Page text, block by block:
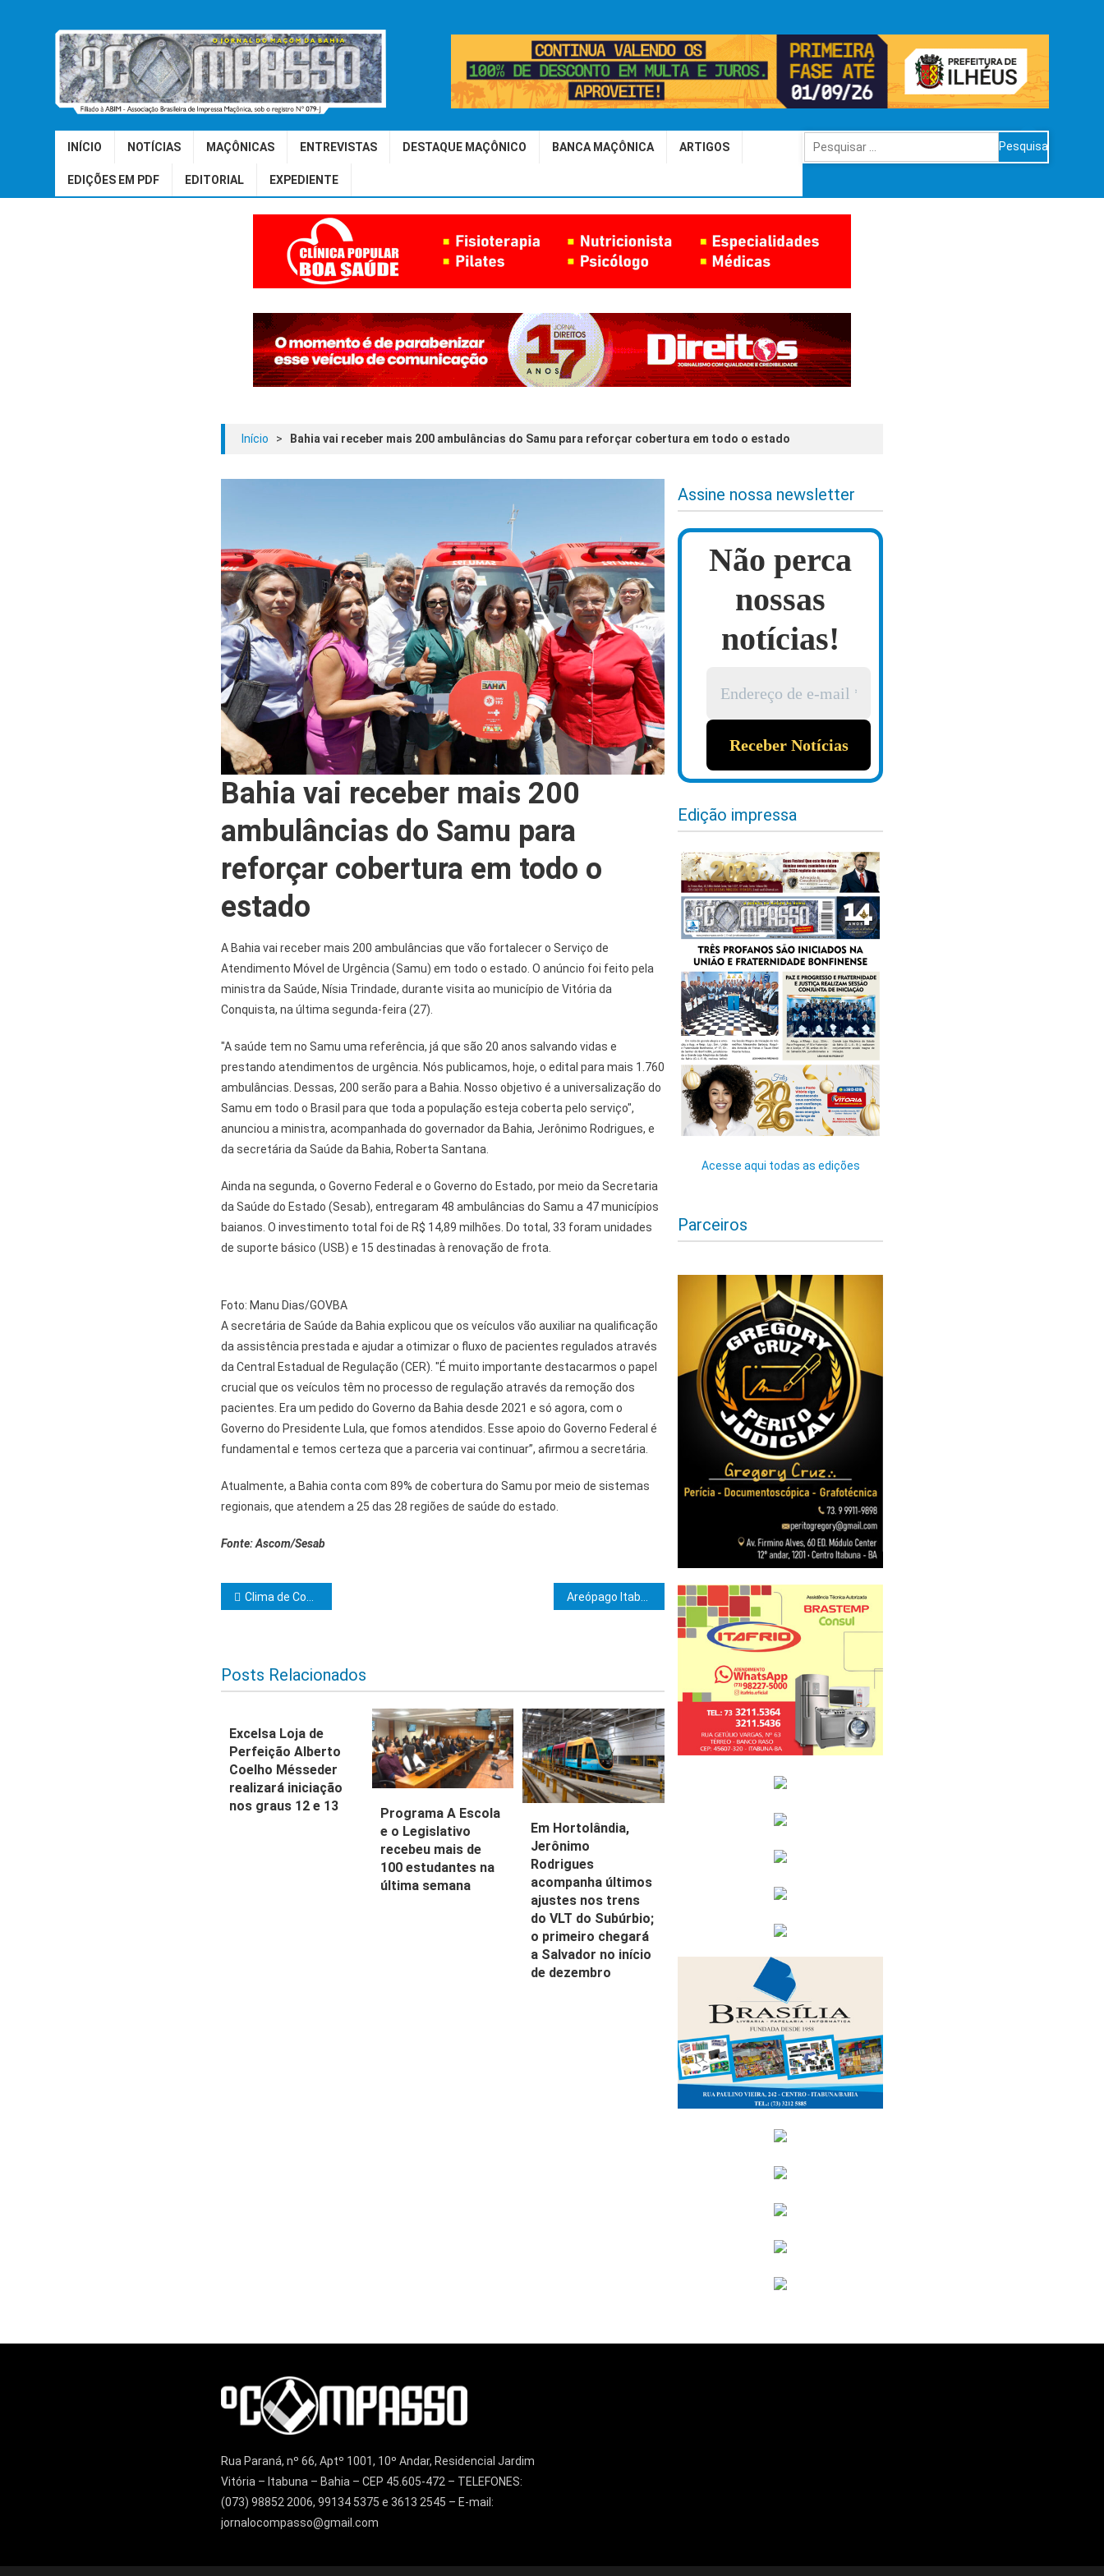
INÍCIO NOTÍCIAS MAÇÔNICAS ENTREVISTAS DESTAQUE MAÇÔNICO BANCA MAÇÔNICA ARTIGOS
EDIÇÕES EM PDF EDITORIAL EXPEDIENTE
Pesquisar
por:
Início > Bahia vai receber mais 200 ambulâncias do Samu para reforçar cobertura em todo o estado
Bahia vai receber mais 200
ambulâncias do Samu para
reforçar cobertura em todo o
estado
A Bahia vai receber mais 200 ambulâncias que vão fortalecer o Serviço de
Atendimento Móvel de Urgência (Samu) em todo o estado. O anúncio foi feito pela
ministra da Saúde, Nísia Trindade, durante visita ao município de Vitória da
Conquista, na última segunda-feira (27).
"A saúde tem no Samu uma referência, já que são 20 anos salvando vidas e
prestando atendimentos de urgência. Nós publicamos, hoje, o edital para mais 1.760
ambulâncias. Dessas, 200 serão para a Bahia. Nosso objetivo é a universalização do
Samu em todo o Brasil para que toda a população esteja coberta pelo serviço",
anunciou a ministra, acompanhada do governador da Bahia, Jerônimo Rodrigues, e
da secretária da Saúde da Bahia, Roberta Santana.
Ainda na segunda, o Governo Federal e o Governo do Estado, por meio da Secretaria
da Saúde do Estado (Sesab), entregaram 48 ambulâncias do Samu a 47 municípios
baianos. O investimento total foi de R$ 14,89 milhões. Do total, 33 foram unidades
de suporte básico (USB) e 15 destinadas à renovação de frota.
Foto: Manu Dias/GOVBA
A secretária de Saúde da Bahia explicou que os veículos vão auxiliar na qualificação
da assistência prestada e ajudar a otimizar o fluxo de pacientes regulados através
da Central Estadual de Regulação (CER). "É muito importante destacarmos o papel
crucial que os veículos têm no processo de regulação através da remoção dos
pacientes. Era um pedido do Governo da Bahia desde 2021 e só agora, com o
Governo do Presidente Lula, que fomos atendidos. Esse apoio do Governo Federal é
fundamental e temos certeza que a parceria vai continuar”, afirmou a secretária.
Atualmente, a Bahia conta com 89% de cobertura do Samu por meio de sistemas
regionais, que atendem a 25 das 28 regiões de saúde do estado.
Fonte: Ascom/Sesab
Navegação de Post
Clima de Coaraci iniciará MMes.·.￼ MMaç.·.￼ no grau 14 Areópago Itabunense realizará Sessão Magna de Elevação
Posts Relacionados
Excelsa Loja de
Perfeição Alberto
Coelho Mésseder
realizará iniciação
nos graus 12 e 13
Programa A Escola
e o Legislativo
recebeu mais de
100 estudantes na
última semana
Em Hortolândia,
Jerônimo
Rodrigues
acompanha últimos
ajustes nos trens
do VLT do Subúrbio;
o primeiro chegará
a Salvador no início
de dezembro
Assine nossa newsletter
Não perca
nossas
notícias!
Edição impressa
Acesse aqui todas as edições
Parceiros
Rua Paraná, nº 66, Aptº 1001, 10º Andar, Residencial Jardim
Vitória – Itabuna – Bahia – CEP 45.605-472 – TELEFONES:
(073) 98852 2006, 99134 5375 e 3613 2545 – E-mail:
jornalocompasso@gmail.com